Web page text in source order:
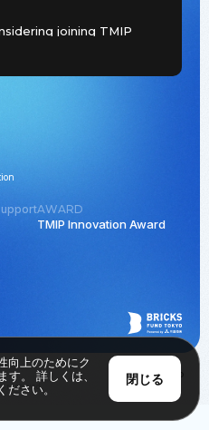
joining TMIP
AWARD
TMIP Innovation Award
reserved.
Back to Top
向上のためにク
。 詳しくは、
ださい。
閉じる